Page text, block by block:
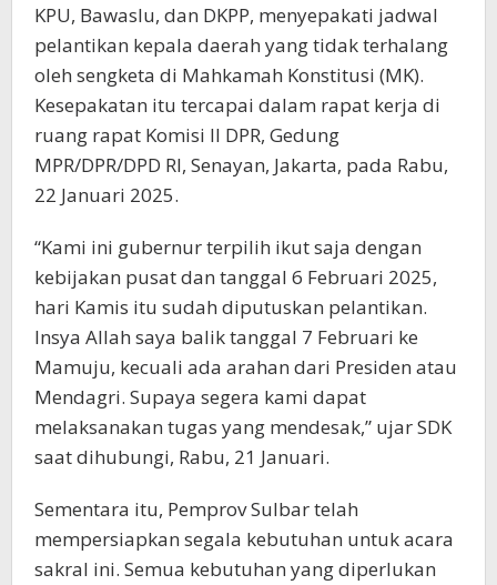
KPU, Bawaslu, dan DKPP, menyepakati jadwal
pelantikan kepala daerah yang tidak terhalang
oleh sengketa di Mahkamah Konstitusi (MK).
Kesepakatan itu tercapai dalam rapat kerja di
ruang rapat Komisi II DPR, Gedung
MPR/DPR/DPD RI, Senayan, Jakarta, pada Rabu,
22 Januari 2025.
“Kami ini gubernur terpilih ikut saja dengan
kebijakan pusat dan tanggal 6 Februari 2025,
hari Kamis itu sudah diputuskan pelantikan.
Insya Allah saya balik tanggal 7 Februari ke
Mamuju, kecuali ada arahan dari Presiden atau
Mendagri. Supaya segera kami dapat
melaksanakan tugas yang mendesak,” ujar SDK
saat dihubungi, Rabu, 21 Januari.
Sementara itu, Pemprov Sulbar telah
mempersiapkan segala kebutuhan untuk acara
sakral ini. Semua kebutuhan yang diperlukan